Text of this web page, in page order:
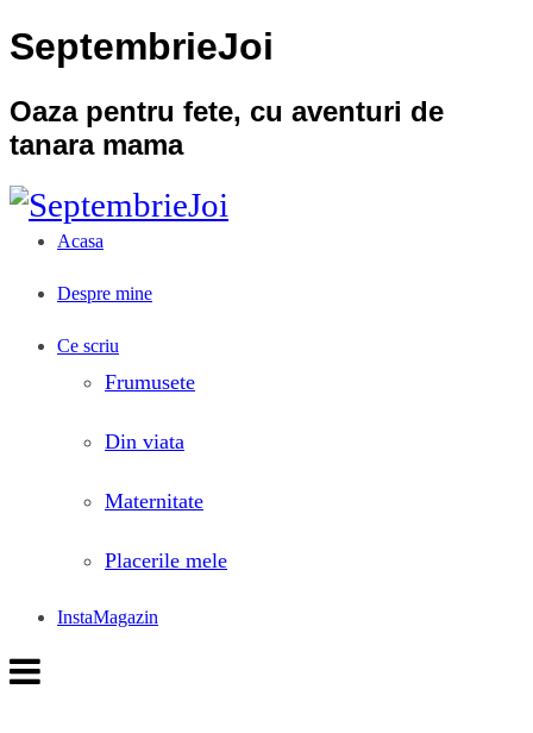
SeptembrieJoi
Oaza pentru fete, cu aventuri de
tanara mama
Acasa
Despre mine
Ce scriu
Frumusete
Din viata
Maternitate
Placerile mele
InstaMagazin